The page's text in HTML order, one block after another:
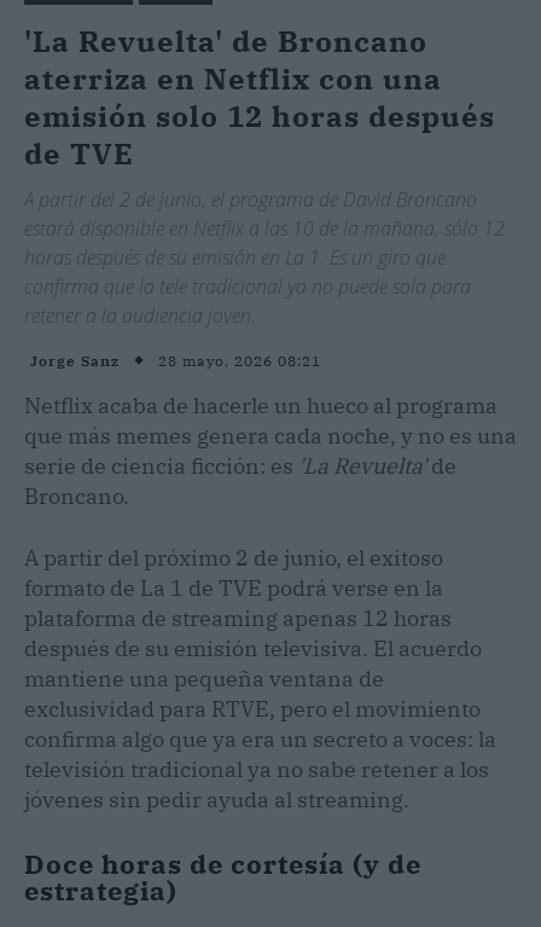
'La Revuelta' de Broncano
aterriza en Netflix con una
emisión solo 12 horas después
de TVE
A partir del 2 de junio, el programa de David Broncano
estará disponible en Netflix a las 10 de la mañana, sólo 12
horas después de su emisión en La 1. Es un giro que
confirma que la tele tradicional ya no puede sola para
retener a la audiencia joven.
Jorge Sanz 28 mayo, 2026 08:21
Netflix acaba de hacerle un hueco al programa
que más memes genera cada noche, y no es una
serie de ciencia ficción: es 'La Revuelta'de
Broncano.
A partir del próximo 2 de junio, el exitoso
formato de La 1 de TVE podrá verse en la
plataforma de streaming apenas 12 horas
después de su emisión televisiva. El acuerdo
mantiene una pequeña ventana de
exclusividad para RTVE, pero el movimiento
confirma algo que ya era un secreto a voces: la
televisión tradicional ya no sabe retener a los
jóvenes sin pedir ayuda al streaming.
Doce horas de cortesía (y de
estrategia)